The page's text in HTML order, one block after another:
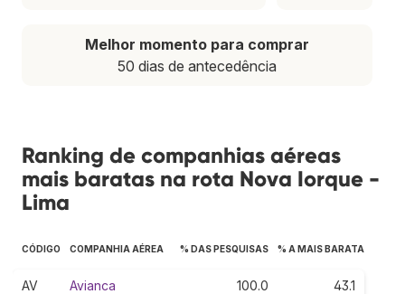
Melhor momento para comprar
50 dias de antecedência
Ranking de companhias aéreas
mais baratas na rota Nova Iorque -
Lima
CÓDIGO COMPANHIA AÉREA % DAS PESQUISAS % A MAIS BARATA
AV Avianca 100.0 43.1